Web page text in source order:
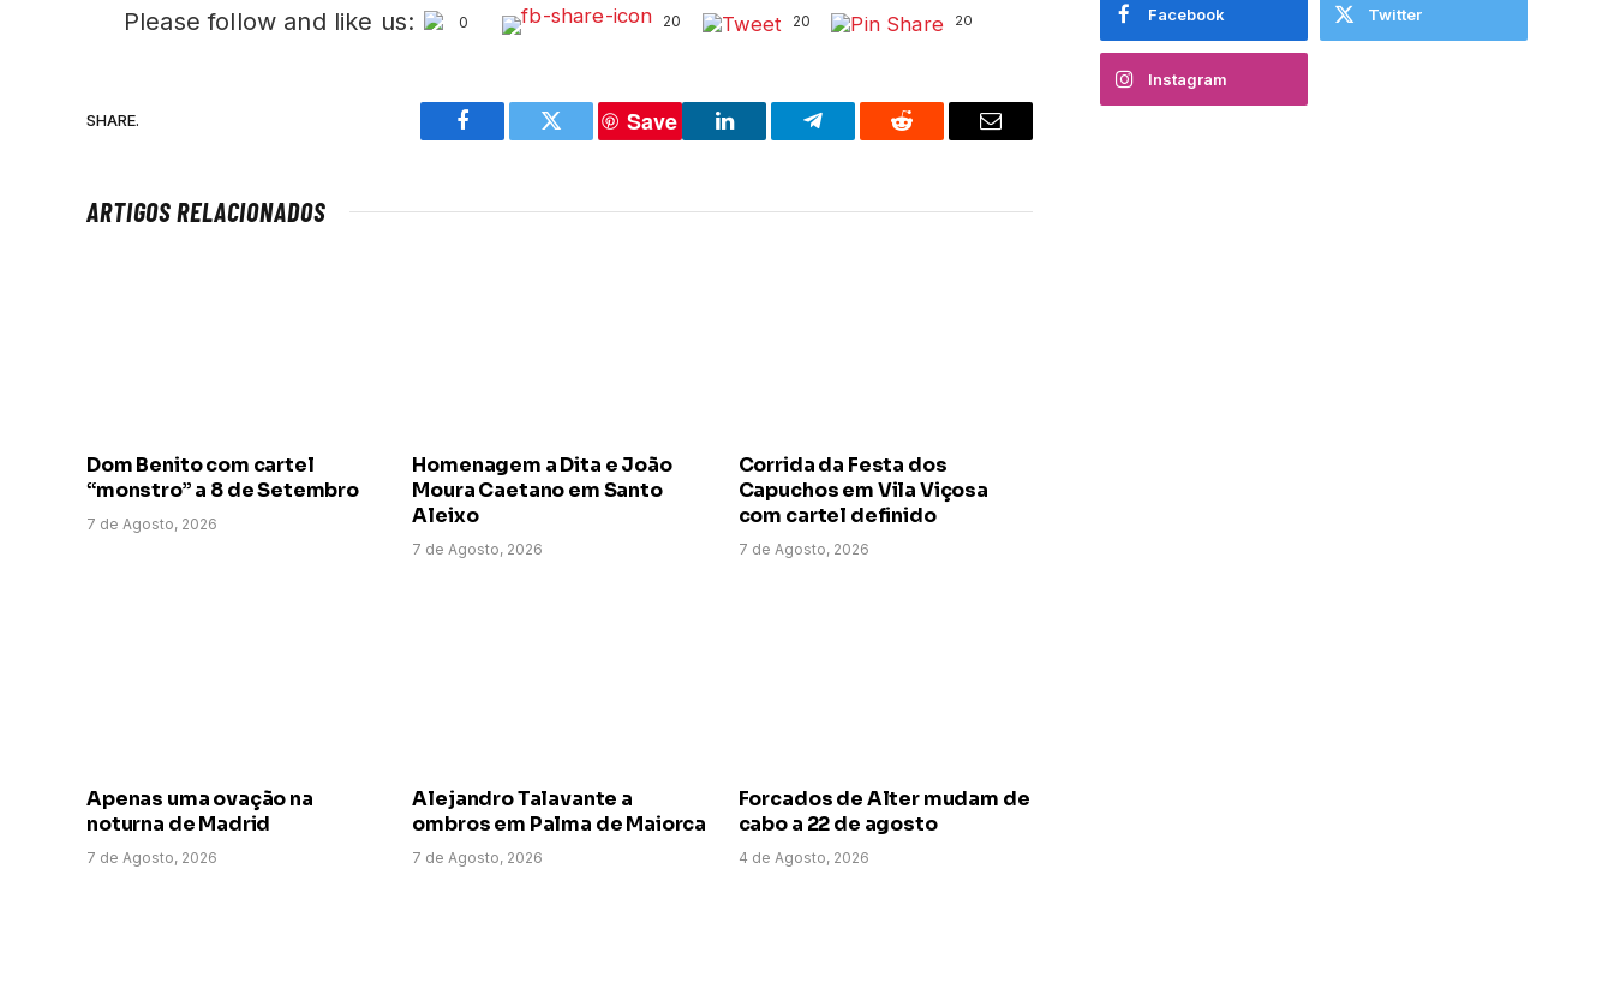
Please follow and like us: 0 20 20 20
SHARE.
Facebook Twitter
Save
LinkedIn Telegram Reddit Email
ARTIGOS RELACIONADOS
Dom Benito com cartel
“monstro” a 8 de Setembro
7 de Agosto, 2026
Homenagem a Dita e João
Moura Caetano em Santo
Aleixo
7 de Agosto, 2026
Corrida da Festa dos
Capuchos em Vila Viçosa
com cartel definido
7 de Agosto, 2026
Apenas uma ovação na
noturna de Madrid
7 de Agosto, 2026
Alejandro Talavante a
ombros em Palma de Maiorca
7 de Agosto, 2026
Forcados de Alter mudam de
cabo a 22 de agosto
4 de Agosto, 2026
Facebook Twitter
Instagram